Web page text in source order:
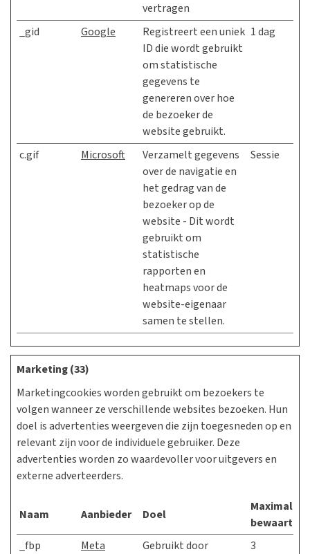
vertragen
_gid Google
Registreert een uniek
ID die wordt gebruikt
om statistische
gegevens te
genereren over hoe
de bezoeker de
website gebruikt.
1 dag
c.gif Microsoft
Verzamelt gegevens
over de navigatie en
het gedrag van de
bezoeker op de
website - Dit wordt
gebruikt om
statistische
rapporten en
heatmaps voor de
website-eigenaar
samen te stellen.
Sessie
Marketing (33)
Marketingcookies worden gebruikt om bezoekers te
volgen wanneer ze verschillende websites bezoeken. Hun
doel is advertenties weergeven die zijn toegesneden op en
relevant zijn voor de individuele gebruiker. Deze
advertenties worden zo waardevoller voor uitgevers en
externe adverteerders.
Naam Aanbieder Doel
Maximale
_fbp
Meta
Gebruikt door
3